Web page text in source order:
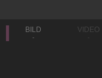
BILD
-
VIDEO
-